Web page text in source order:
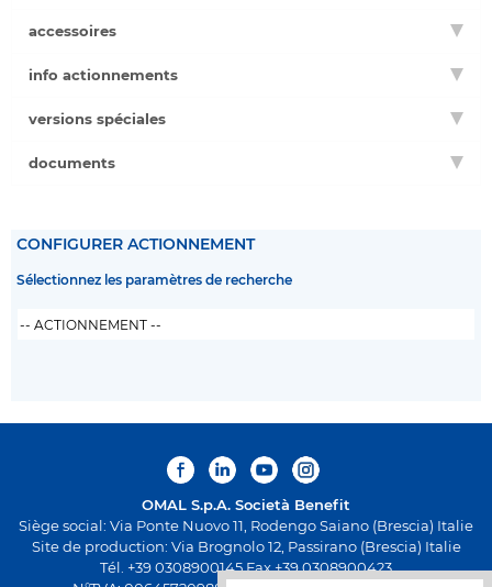
accessoires
info actionnements
versions spéciales
documents
CONFIGURER ACTIONNEMENT
Sélectionnez les paramètres de recherche
OMAL S.p.A. Società Benefit
Siège social: Via Ponte Nuovo 11, Rodengo Saiano (Brescia) Italie
Site de production: Via Brognolo 12, Passirano (Brescia) Italie
Tél. +39 0308900145 Fax +39 0308900423